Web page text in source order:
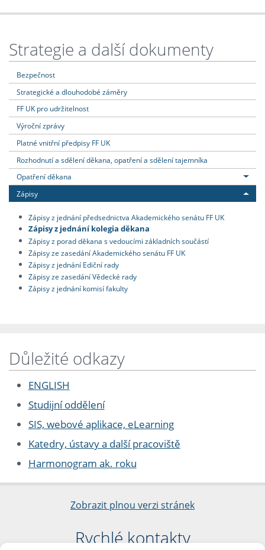
Strategie a další dokumenty
Bezpečnost
Strategické a dlouhodobé záměry
FF UK pro udržitelnost
Výroční zprávy
Platné vnitřní předpisy FF UK
Rozhodnutí a sdělení děkana, opatření a sdělení tajemníka
Opatření děkana
Zápisy
Zápisy z jednání předsednictva Akademického senátu FF UK
Zápisy z jednání kolegia děkana
Zápisy z porad děkana s vedoucími základních součástí
Zápisy ze zasedání Akademického senátu FF UK
Zápisy z jednání Ediční rady
Zápisy ze zasedání Vědecké rady
Zápisy z jednání komisí fakulty
Důležité odkazy
ENGLISH
Studijní oddělení
SIS, webové aplikace, eLearning
Katedry, ústavy a další pracoviště
Harmonogram ak. roku
Zobrazit plnou verzi stránek
Rychlé kontakty